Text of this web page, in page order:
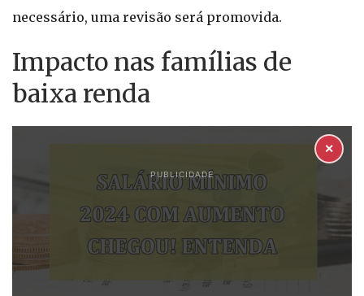
necessário, uma revisão será promovida.
Impacto nas famílias de
baixa renda
PUBLICIDADE
✕